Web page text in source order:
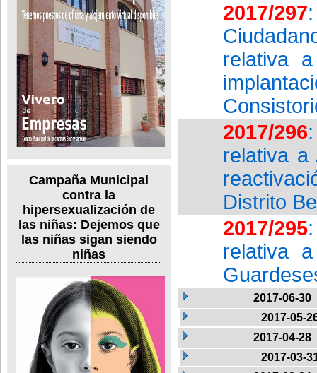
Campaña Municipal
contra la
hipersexualización de
las niñas: Dejemos que
las niñas sigan siendo
niñas
2017/297
relativa
2017/296
relativa a
Distrito
2017/295
relativa
2017-06-30
2017-05-
2017-04-28
2017-03-